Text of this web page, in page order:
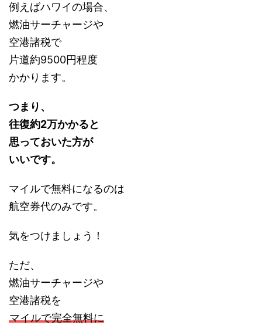
例えばハワイの場合、
燃油サーチャージや
空港諸税で
片道約9500円程度
かかります。
つまり、
往復約2万かかると
思っておいた方が
いいです。
マイルで無料になるのは
航空券代のみです。
気をつけましょう！
ただ、
燃油サーチャージや
空港諸税を
マイルで完全無料に